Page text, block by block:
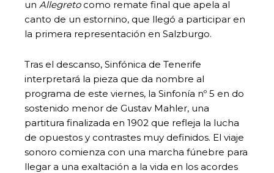
un Allegretocomo remate final que apela al
canto de un estornino, que llegó a participar en
la primera representación en Salzburgo.
Tras el descanso, Sinfónica de Tenerife
interpretará la pieza que da nombre al
programa de este viernes, la Sinfonía nº 5 en do
sostenido menor de Gustav Mahler, una
partitura finalizada en 1902 que refleja la lucha
de opuestos y contrastes muy definidos. El viaje
sonoro comienza con una marcha fúnebre para
llegar a una exaltación a la vida en los acordes